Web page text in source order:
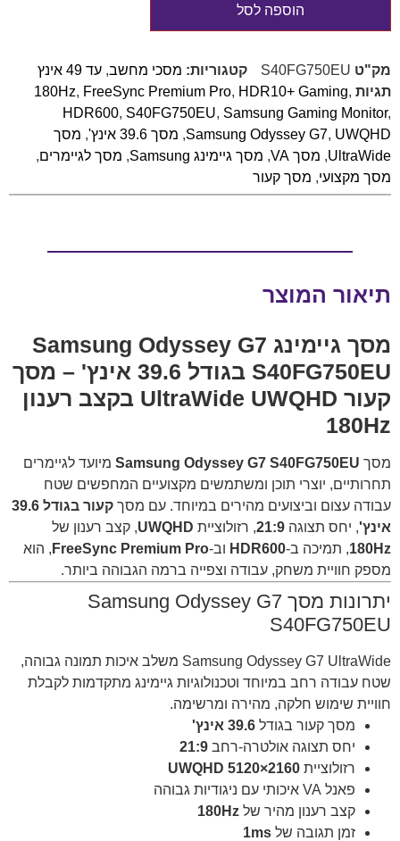
הוספה לסל
מק"ט S40FG750EU קטגוריות: מסכי מחשב, עד 49 אינץ
תגיות
180Hz, FreeSync Premium Pro, HDR10+ Gaming,
HDR600, S40FG750EU, Samsung Gaming Monitor,
Samsung Odyssey G7, UWQHD
, מסך 39.6 אינץ' , מסך
UltraWide
, מסך VA , מסך גיימינג Samsung , מסך לגיימרים,
מסך מקצועי, מסך קעור
תיאור המוצר
מסך גיימינג Samsung Odyssey G7
S40FG750EU בגודל 39.6 אינץ' – מסך
קעור UltraWide UWQHD בקצב רענון
180Hz
מסך Samsung Odyssey G7 S40FG750EU מיועד לגיימרים
תחרותיים, יוצרי תוכן ומשתמשים מקצועיים המחפשים שטח
עבודה עצום וביצועים מהירים במיוחד. עם מסך
קעור בגודל 39.6
אינץ', יחס תצוגה 21:9, רזולוציית UWQHD, קצב רענון של
180Hz, תמיכה ב-HDR600 וב-FreeSync Premium Pro , הוא
מספק חוויית משחק, עבודה וצפייה ברמה הגבוהה ביותר.
יתרונות מסך Samsung Odyssey G7
S40FG750EU
Samsung Odyssey G7 UltraWide משלב איכות תמונה גבוהה,
שטח עבודה רחב במיוחד וטכנולוגיות גיימינג מתקדמות לקבלת
חוויית שימוש חלקה, מהירה ומרשימה.
מסך קעור בגודל 39.6 אינץ'
יחס תצוגה אולטרה-רחב 21:9
רזולוציית UWQHD 5120×2160
פאנל VA איכותי עם ניגודיות גבוהה
קצב רענון מהיר של 180Hz
זמן תגובה של 1ms